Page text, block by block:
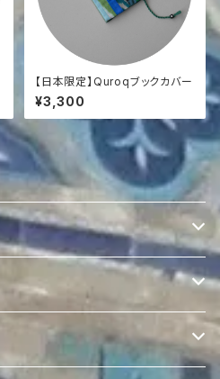
【日本限定】Quroqブックカバー
¥3,300